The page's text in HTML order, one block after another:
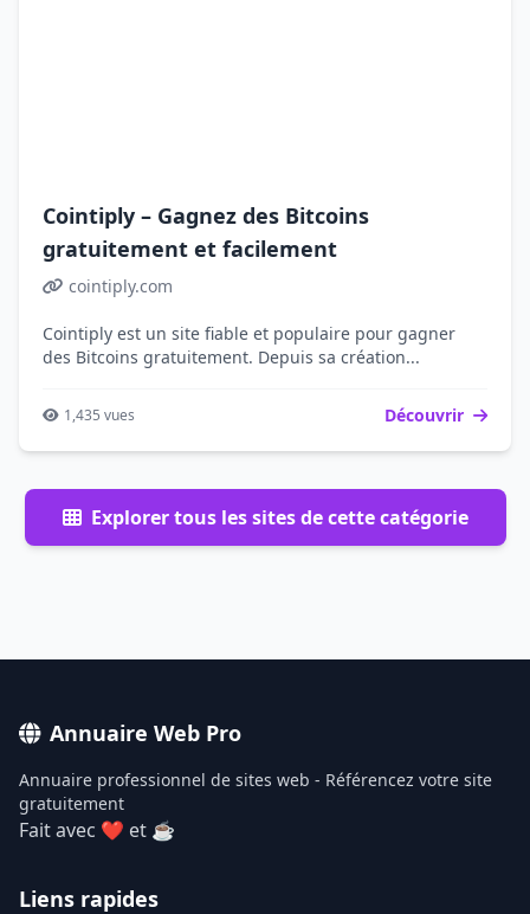
Cointiply – Gagnez des Bitcoins
gratuitement et facilement
cointiply.com
Cointiply est un site fiable et populaire pour gagner
des Bitcoins gratuitement. Depuis sa création...
1,435 vues Découvrir
Explorer tous les sites de cette catégorie
Annuaire Web Pro
Annuaire professionnel de sites web - Référencez votre site
gratuitement
Fait avec ❤ et ☕
Liens rapides